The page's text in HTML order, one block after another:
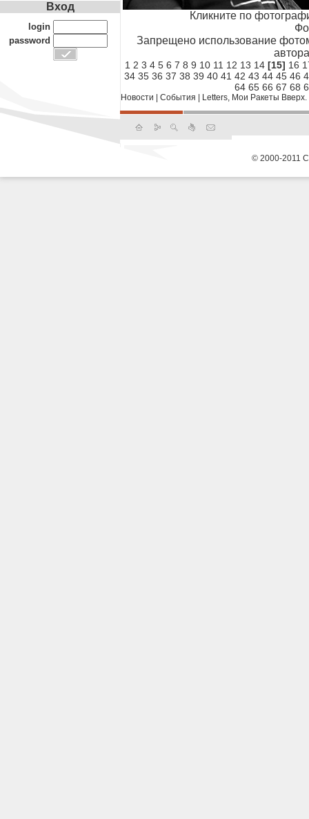
Кликните по
Запрещено использование
1 2 3 4 5 6 7 8 9 10 11 12 13 14 [15] 16
34 35 36 37 38 39 40 41 42 43 44 45 46
64 65 66 67 68
Новости События Letters, Мои Ракеты
Вход
login
password
© 2000-2011